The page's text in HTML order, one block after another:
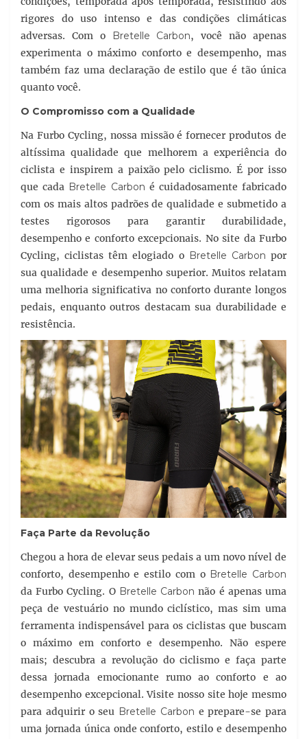
rigores do uso intenso e das condições climáticas
adversas. Com o
Bretelle Carbon, você não apenas
experimenta o máximo conforto e desempenho, mas
também faz uma declaração de estilo que é tão única
quanto você.
O Compromisso com a Qualidade
Na Furbo Cycling, nossa missão é fornecer produtos de
altíssima qualidade que melhorem a experiência do
ciclista e inspirem a paixão pelo ciclismo. É por isso
que cada Bretelle Carbon é cuidadosamente fabricado
com os mais altos padrões de qualidade e submetido a
testes rigorosos para garantir durabilidade,
desempenho e conforto excepcionais. No site da Furbo
Cycling, ciclistas têm elogiado o Bretelle Carbon por
sua qualidade e desempenho superior. Muitos relatam
uma melhoria significativa no conforto durante longos
pedais, enquanto outros destacam sua durabilidade e
resistência.
Faça Parte da Revolução
Chegou a hora de elevar seus pedais a um novo nível de
conforto, desempenho e estilo com o Bretelle Carbon
da Furbo Cycling. O Bretelle Carbon não é apenas uma
peça de vestuário no mundo ciclístico, mas sim uma
ferramenta indispensável para os ciclistas que buscam
o máximo em conforto e desempenho. Não espere
mais; descubra a revolução do ciclismo e faça parte
dessa jornada emocionante rumo ao conforto e ao
desempenho excepcional. Visite nosso site hoje mesmo
para adquirir o seu Bretelle Carbon e prepare-se para
uma jornada única onde conforto, estilo e desempenho